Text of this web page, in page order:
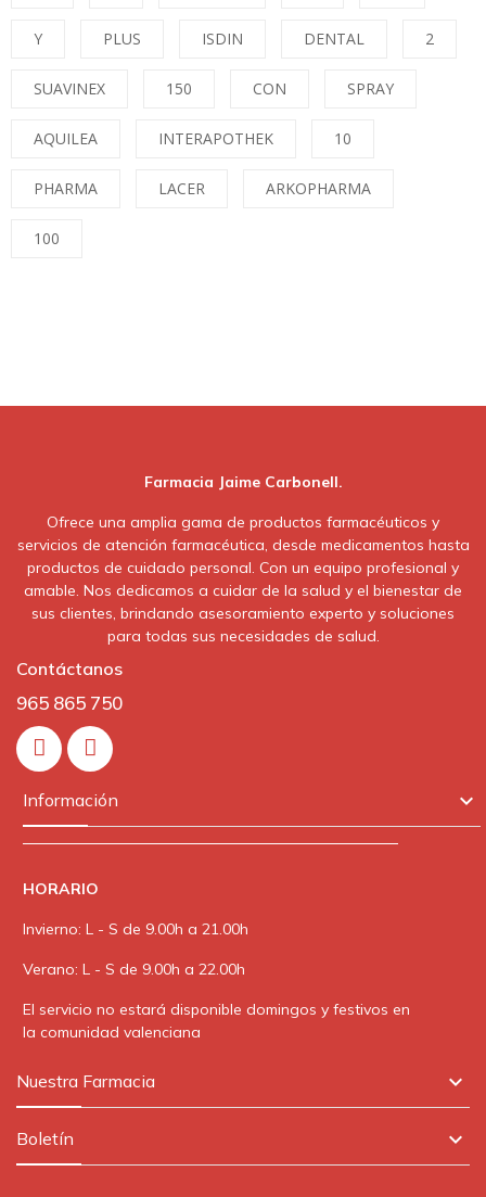
Y PLUS ISDIN DENTAL 2
SUAVINEX 150 CON SPRAY
AQUILEA INTERAPOTHEK 10
PHARMA LACER ARKOPHARMA
100
Farmacia Jaime Carbonell.
Ofrece una amplia gama de productos farmacéuticos y
servicios de atención farmacéutica, desde medicamentos hasta
productos de cuidado personal. Con un equipo profesional y
amable. Nos dedicamos a cuidar de la salud y el bienestar de
sus clientes, brindando asesoramiento experto y soluciones
para todas sus necesidades de salud.
Contáctanos
965 865 750
Información 
HORARIO
Invierno: L - S de 9.00h a 21.00h
Verano: L - S de 9.00h a 22.00h
El servicio no estará disponible domingos y festivos en
la comunidad valenciana
Nuestra Farmacia 
Boletín 